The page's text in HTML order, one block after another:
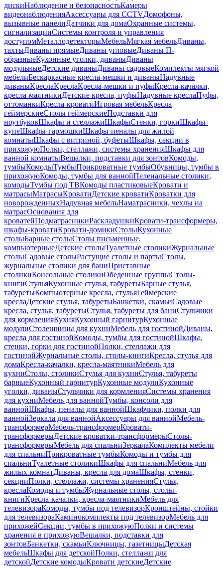
дискиНаблюдение и безопасностьКамеры
видеонаблюденияАксессуары для CCTVДомофоны,
вызывные панелиДатчики для домаОхранные системы,
сигнализацииСистемы контроля и управления
доступомМеталлодетекторыМебельМягкая мебельДиваны,
тахтыДиваны прямыеДиваны угловыеДиваны П-
образныеКухонные уголки, диваныДиваны
модульныеДетские диваныДиваны садовыеКомплекты мягкой
мебелиБескаркасные кресла-мешки и диваныНадувные
диваныКреслаКреслаКресла-мешки и пуфыКресла-качалки,
кресла-маятникиДетские кресла, пуфыНадувные креслаПуфы,
оттоманкиКресла-кроватиИгровая мебельКресла
геймерскиеСтолы геймерскиеПодставки для
ноутбуковШкафы и стеллажиШкафыСтенки, горкиШкафы-
купеШкафы-гармошкиШкафы-пеналы для жилой
комнатыШкафы с витриной, буфетыШкафы, секции в
прихожуюПолки, стеллажи, системы храненияШкафы для
ванной комнатыВешалки, подставки для зонтовКомоды,
тумбыКомодыТумбыПрикроватные тумбыОбувницы, тумбы в
прихожуюКомоды, тумбы для ваннойПеленальные столики,
комодыТумбы под ТВКомоды пластиковыеКровати и
матрасыМатрасыКроватиДетские кроватиКроватки для
новорожденныхНадувная мебельНаматрасники, чехлы на
матрасОснования для
кроватейПодматрасникиРаскладушкиКровати-трансформеры,
шкафы-кроватиКровати-домикиСтолыКухонные
столыБарные столыСтолы письменные,
компьютерныеДетские столыТуалетные столикиЖурнальные
столыСадовые столыРастущие столы и партыСтолы,
журнальные столики для баниПриставные
столикиКонсольные столикиОбеденные группыСтолы-
книгиСтульяКухонные стулья, табуретыБарные стулья,
табуретыКомпьютерные кресла, стульяГеймерские
креслаДетские стулья, табуретыБанкетки, скамьиСадовые
кресла, стулья, табуретыСтулья, табуреты для баниСтульчики
для кормленияКухняКухонный гарнитурКухонные
модулиСтолешницы для кухниМебель для гостинойДиваны,
кресла для гостинойКомоды, тумбы для гостинойШкафы,
стенки, горки для гостинойПолки, стеллажи для
гостинойЖурнальные столы, столы-книгиКресла, стулья для
домаКресла-качалки, кресла-маятникиМебель для
кухниСтолы, столикиСтулья для кухниСтулья, табуреты
барныеКухонный гарнитурКухонные модулиКухонные
уголки, диваныСтульчики для кормленияСистемы хранения
для кухниМебель для ваннойТумбы, консоли для
ваннойШкафы, пеналы для ваннойШкафчики, полки для
ваннойЗеркала для ваннойАксессуары для ваннойМебель-
трансформерМебель-трансформерКровати-
трансформерыДетские кроватки-трансформерыСтолы-
трансформерыМебель для спальниЗеркалаКомплекты мебели
для спальниПрикроватные тумбыКомоды и тумбы для
спальниТуалетные столикиШкафы для спальниМебель для
жилых комнатДиваны, кресла для домаШкафы, стенки,
секцииПолки, стеллажи, системы храненияСтулья,
креслаКомоды и тумбыЖурнальные столы, столы-
книгиКресла-качалки, кресла-маятникиМебель для
телевизораКомоды, тумбы под телевизорКронштейны, стойки
для телевизораКаминокомплекты под телевизорМебель для
прихожейСекции, тумбы в прихожуюПолки и системы
хранения в прихожуюВешалки, подставки для
зонтовБанкетки, скамьиКлючницы, газетницыДетская
мебельШкафы для детскойПолки, стеллажи для
детскойДетские комодыКровати детскиеДетские